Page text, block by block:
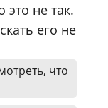
это не так.
его не
что